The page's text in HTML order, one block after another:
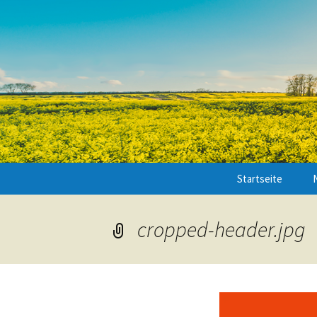
Startseite
cropped-header.jpg